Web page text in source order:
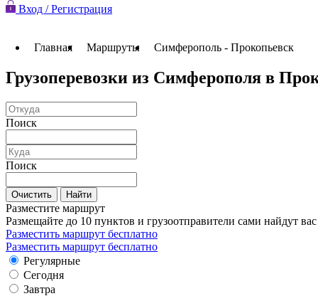
Вход / Регистрация
Главная Маршруты Симферополь - Прокопьевск
Грузоперевозки из Симферополя в
Поиск
Поиск
Очистить Найти
Разместите маршрут
Размещайте до 10 пунктов и грузоотправители сами найдут вас
Разместить маршрут бесплатно
Разместить маршрут бесплатно
Регулярные
Сегодня
Завтра